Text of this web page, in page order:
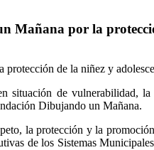
Mañana por la
de vulnerabilidad,
Dibujando un Mañana.
la protección y la
de los Sistemas